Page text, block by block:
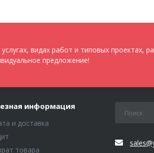
видах работ и типовых проектах,
предложение!
информация
и доставка
товара